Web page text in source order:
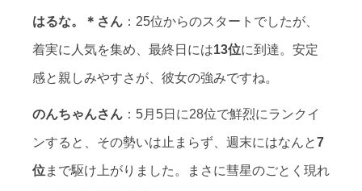
はるな。＊さん ：25位からのスタートでしたが、
着実に人気を集め、最終日には13位に到達。安定
感と親しみやすさが、彼女の強みですね。
のんちゃんさん ：5月5日に28位で鮮烈にランクイ
ンすると、その勢いは止まらず、週末にはなんと7
位まで駆け上がりました。まさに彗星のごとく現れ